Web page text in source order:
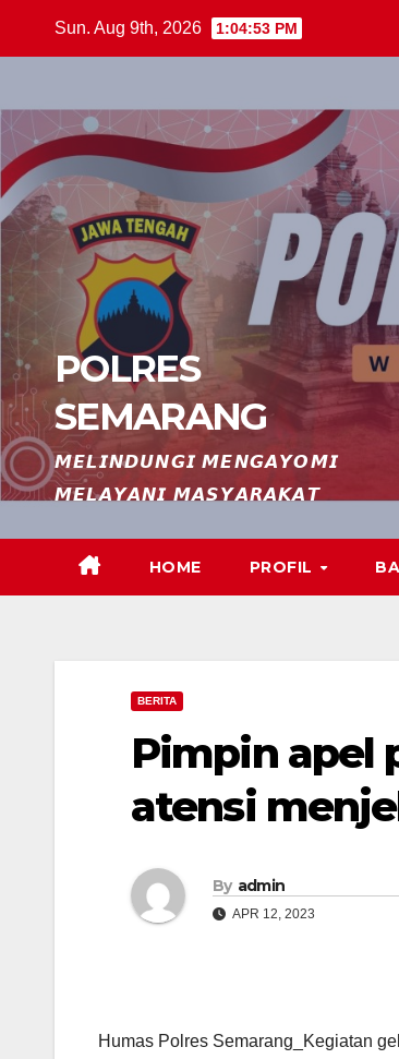
Sun. Aug 9th, 2026 1:04:54 PM
POLRES
SEMARANG
𝙈𝙀𝙇𝙄𝙉𝘿𝙐𝙉𝙂𝙄 𝙈𝙀𝙉𝙂𝘼𝙔𝙊𝙈𝙄
𝙈𝙀𝙇𝘼𝙔𝘼𝙉𝙄 𝙈𝘼𝙎𝙔𝘼𝙍𝘼𝙆𝘼𝙏
HOME PROFIL
BERITA
Pimpin apel
atensi
By admin
APR 12, 2023
Humas Polres Semarang_Kegiatan